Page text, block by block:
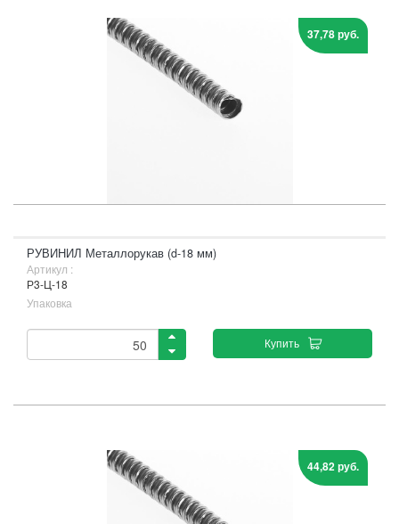
37,78 руб.
РУВИНИЛ Металлорукав (d-18 мм)
Артикул :
Р3-Ц-18
Упаковка
Купить
44,82 руб.